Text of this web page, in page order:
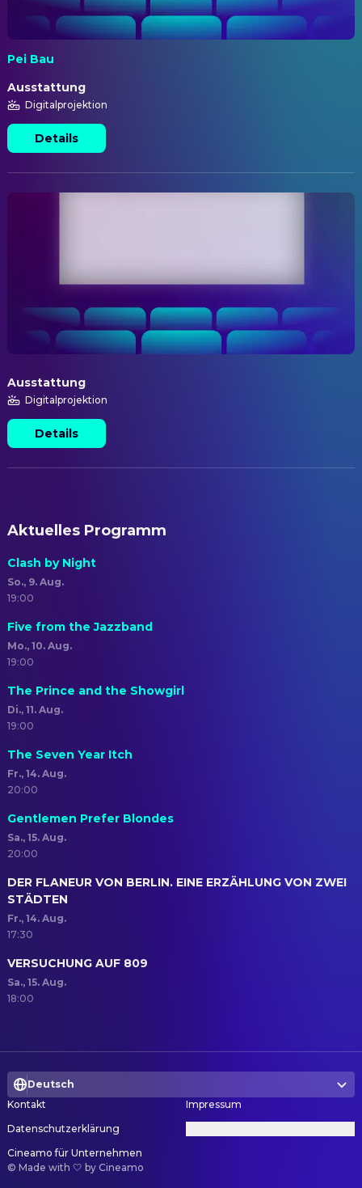
Pei Bau
Ausstattung
Digitalprojektion
Details
Ausstattung
Digitalprojektion
Details
Aktuelles Programm
Clash by Night
So., 9. Aug.
19:00
Five from the Jazzband
Mo., 10. Aug.
19:00
The Prince and the Showgirl
Di., 11. Aug.
19:00
The Seven Year Itch
Fr., 14. Aug.
20:00
Gentlemen Prefer Blondes
Sa., 15. Aug.
20:00
DER FLANEUR VON BERLIN. EINE ERZÄHLUNG VON ZWEI
STÄDTEN
Fr., 14. Aug.
17:30
VERSUCHUNG AUF 809
Sa., 15. Aug.
18:00
Deutsch
Kontakt
Impressum
Datenschutzerklärung
Cineamo für Unternehmen
© Made with 🤍 by Cineamo